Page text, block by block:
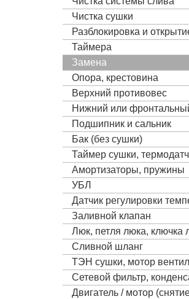
Чистка сушки
Разблокировка и
Таймера
Замена
Опора, крестовина
Верхний противовес
Нижний или
Подшипник и сальник
Бак (без сушки)
Таймер сушки,
Амортизаторы, пружины
УБЛ
Датчик регулировки
Заливной клапан
Люк, петля люка, ключка
Сливной шланг
ТЭН сушки, мотор
Сетевой фильтр,
Двигатель / мотор